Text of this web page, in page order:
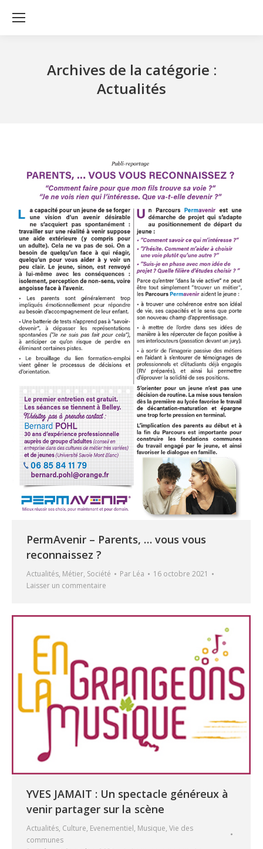
Archives de la catégorie :
Actualités
PermAvenir – Parents, … vous vous
reconnaissez ?
Actualités, Métier, Société Par Léa
16 octobre 2021
Laisser un commentaire
YVES JAMAIT : Un spectacle généreux à
venir partager sur la scène
Actualités, Culture, Evenementiel, Musique, Vie des
communes